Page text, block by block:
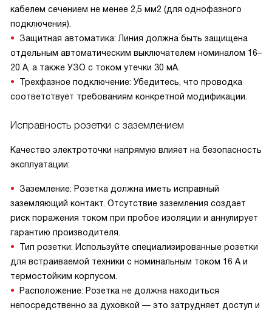
кабелем сечением не менее 2,5 мм2 (для однофазного
подключения).
Защитная автоматика: Линия должна быть защищена
отдельным автоматическим выключателем номиналом 16–
20 А, а также УЗО с током утечки 30 мА.
Трехфазное подключение: Убедитесь, что проводка
соответствует требованиям конкретной модификации.
Исправность розетки с заземлением
Качество электроточки напрямую влияет на безопасность
эксплуатации:
Заземление: Розетка должна иметь исправный
заземляющий контакт. Отсутствие заземления создает
риск поражения током при пробое изоляции и аннулирует
гарантию производителя.
Тип розетки: Используйте специализированные розетки
для встраиваемой техники с номинальным током 16 А и
термостойким корпусом.
Расположение: Розетка не должна находиться
непосредственно за духовкой — это затрудняет доступ и